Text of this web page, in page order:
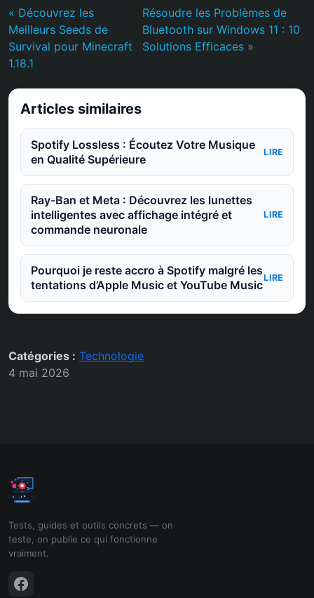
« Découvrez les
Meilleurs Seeds de
Survival pour Minecraft
1.18.1
Résoudre les Problèmes de
Bluetooth sur Windows 11 : 10
Solutions Efficaces »
Articles similaires
Spotify Lossless : Écoutez Votre Musique
en Qualité Supérieure
LIRE
Ray-Ban et Meta : Découvrez les lunettes
intelligentes avec affichage intégré et
commande neuronale
LIRE
Pourquoi je reste accro à Spotify malgré les
tentations d’Apple Music et YouTube Music
LIRE
Catégories : Technologie
4 mai 2026
Tests, guides et outils concrets — on
teste, on publie ce qui fonctionne
vraiment.